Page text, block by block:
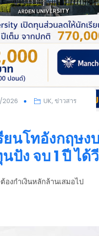
UK, ข่าวสาร
นโทอังกฤษ
ง จบ 1 ปี ได้
งกำเงินหลักล้านเสมอไป